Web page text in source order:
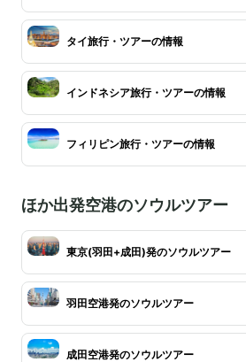
タイ旅行・ツアーの情報
インドネシア旅行・ツアーの情報
フィリピン旅行・ツアーの情報
ほか出発空港のソウルツアー
東京(羽田+成田)発のソウルツアー
羽田空港発のソウルツアー
成田空港発のソウルツアー